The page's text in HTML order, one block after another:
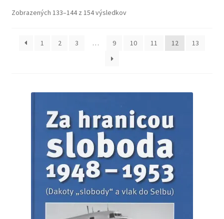
Zobrazených 133–144 z 154 výsledkovZoradené
1
2 3 … 9 10 11 12 13